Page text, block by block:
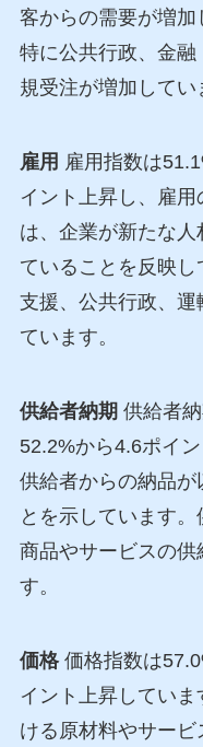
客からの需要が増加
特に公共行政、金
規受注が増加してい
雇用 雇用指数は
イント上昇し、雇
は、企業が新たな
ていることを反映
支援、公共行政、運
ています。
供給者納期 供給者
52.2%から4.6ポイ
供給者からの納品が
とを示しています。
商品やサービスの供
す。
価格価格指数は
イント上昇してい
ける原材料やサービ